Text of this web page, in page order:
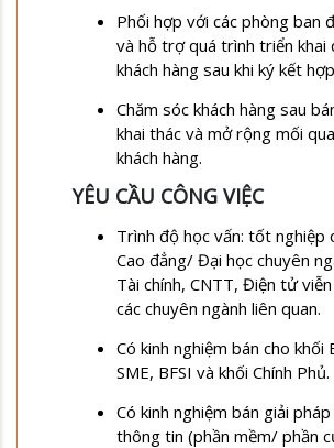
Phối hợp với các phòng ban
và hỗ trợ quá trình triển khai
khách hàng sau khi ký kết
Chăm sóc khách hàng sau
khai thác và mở rộng mối
khách hàng.
YÊU CẦU CÔNG VIỆC
Trình độ học vấn: tốt nghiệp
Cao đẳng/ Đại học chuyên
Tài chính, CNTT, Điện tử
các chuyên ngành liên quan.
Có kinh nghiệm bán cho khối
SME, BFSI và khối Chính Phủ.
Có kinh nghiệm bán giải
thông tin (phần mềm/ phần